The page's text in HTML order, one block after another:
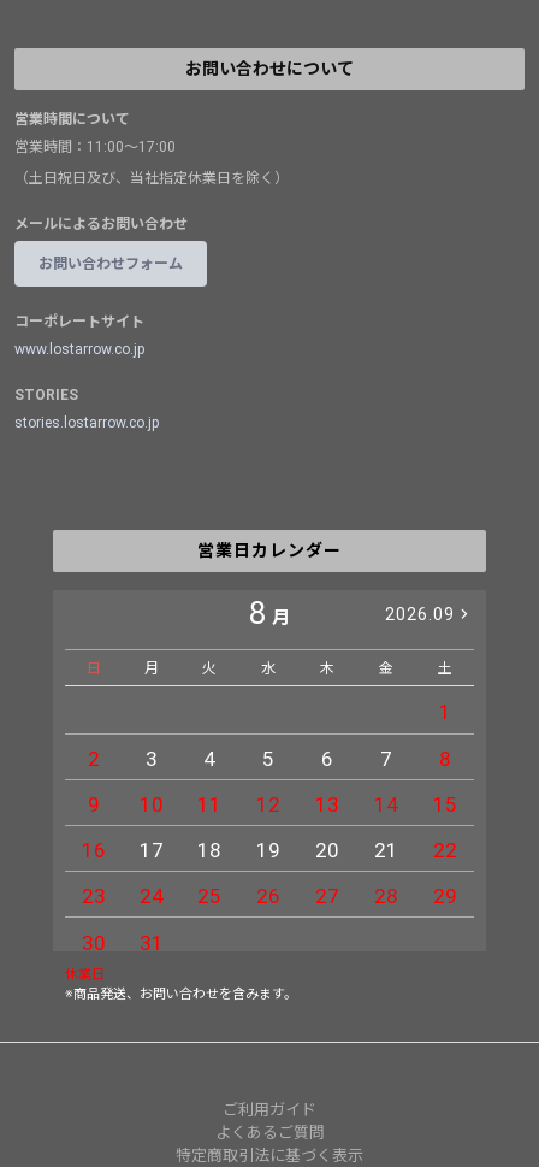
お問い合わせについて
営業時間について
営業時間：11:00～17:00
（土日祝日及び、当社指定休業日を除く）
メールによるお問い合わせ
お問い合わせフォーム
コーポレートサイト
www.lostarrow.co.jp
STORIES
stories.lostarrow.co.jp
営業日カレンダー
8 月 2026.09
日 月 火 水 木 金 土
1
2
3 4 5 6 7
8
9
10 11 12 13 14
15
16
17 18 19 20 21
22
23
24 25 26 27 28
29
30
31
休業日
※商品発送、お問い合わせを含みます。
ご利用ガイド
よくあるご質問
特定商取引法に基づく表示